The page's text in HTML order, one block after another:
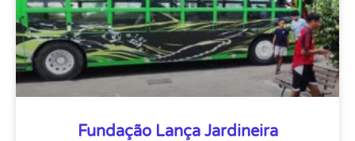
Fundação Lança Jardineira